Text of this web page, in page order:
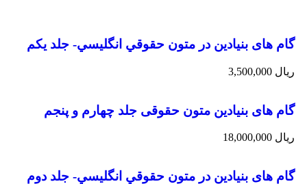
گام های بنیادین در متون حقوقي انگليسي- جلد يكم
ریال
گام های بنیادین متون حقوقی جلد چهارم و پنجم
ریال
گام های بنیادین در متون حقوقي انگليسي- جلد دوم